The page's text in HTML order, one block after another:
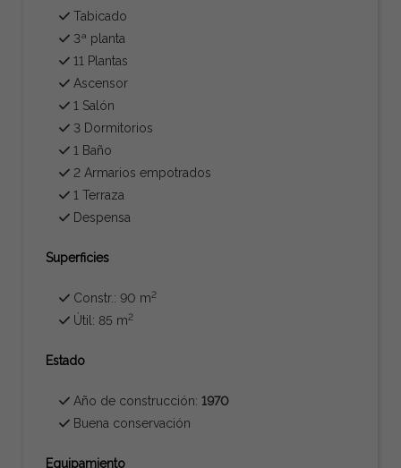
Tabicado
3ª planta
11 Plantas
Ascensor
1 Salón
3 Dormitorios
1 Baño
2 Armarios empotrados
1 Terraza
Despensa
Superficies
Constr.: 90 m2
Útil: 85 m2
Estado
Año de construcción:1970
Buena conservación
Equipamiento